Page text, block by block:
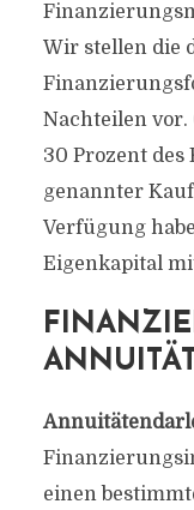
Wir stellen die
Nachteilen vor.
30 Prozent des
genannter
Verfügung
Eigenkapital
einen